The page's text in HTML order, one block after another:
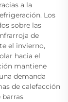
a la
Los
sobre las
de
el invierno,
hacia el
mantiene
demanda
de calefacción
barras